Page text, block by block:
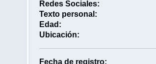
Redes Sociales:
Texto personal:
Edad:
Ubicación:
Fecha de registro: